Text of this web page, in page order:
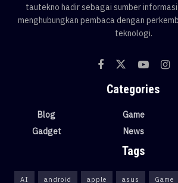
tautekno hadir sebagai sumber
menghubungkan pembaca dengan
teknologi.
Categories
Blog
Gadget
Game
News
Tags
AI android apple asus Game